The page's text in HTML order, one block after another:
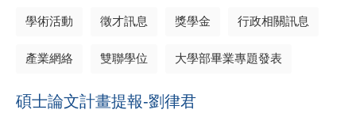
學術活動 徵才訊息 獎學金 行政相關訊息
產業網絡 雙聯學位 大學部畢業專題發表
碩士論文計畫提報-劉律君